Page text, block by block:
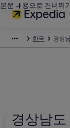
본문 내용으로 건너뛰
한국 경상
경상남도